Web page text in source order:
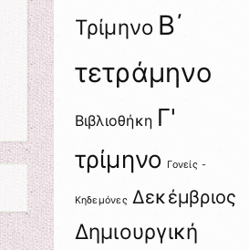
Τρίμηνο Β΄
τετράμηνο
Βιβλιοθήκη Γ'
τρίμηνο Γονείς -
Κηδεμόνες Δεκέμβριος
Δημιουργική